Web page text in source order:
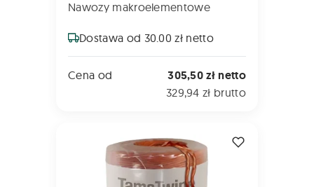
Nawozy makroelementowe
Dostawa od 30.00 zł netto
Cena od 305,50 zł netto
329,94 zł brutto